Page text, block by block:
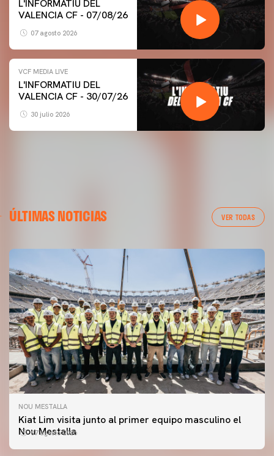
L'INFORMATIU DEL
VALENCIA CF - 07/08/26
07 agosto 2026
VCF MEDIA LIVE
L'INFORMATIU DEL
VALENCIA CF - 30/07/26
30 julio 2026
ÚLTIMAS NOTICIAS VER TODAS
NOU MESTALLA
Kiat Lim visita junto al primer equipo masculino el
Nou Mestalla
07 agosto 2026